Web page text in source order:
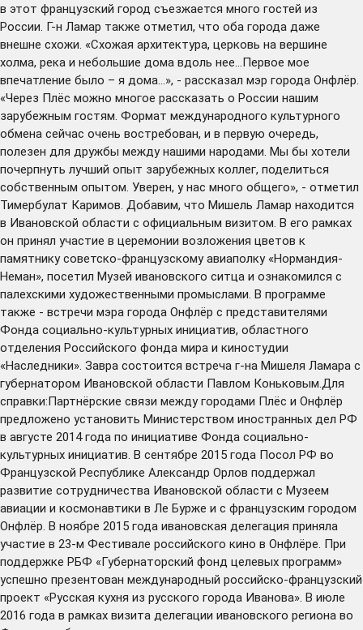
в этот французский город съезжается много гостей из
России. Г-н Ламар также отметил, что оба города даже
внешне схожи. «Схожая архитектура, церковь на вершине
холма, река и небольшие дома вдоль нее…Первое мое
впечатление было – я дома…», - рассказал мэр города Онфлёр.
«Через Плёс можно многое рассказать о России нашим
зарубежным гостям. Формат международного культурного
обмена сейчас очень востребован, и в первую очередь,
полезен для дружбы между нашими народами. Мы бы хотели
почерпнуть лучший опыт зарубежных коллег, поделиться
собственным опытом. Уверен, у нас много общего», - отметил
Тимербулат Каримов. Добавим, что Мишель Ламар находится
в Ивановской области с официальным визитом. В его рамках
он принял участие в церемонии возложения цветов к
памятнику советско-французскому авиаполку «Нормандия-
Неман», посетил Музей ивановского ситца и ознакомился с
палехскими художественными промыслами. В программе
также - встречи мэра города Онфлёр с представителями
Фонда социально-культурных инициатив, областного
отделения Российского фонда мира и киностудии
«Наследники». Завра состоится встреча г-на Мишеля Ламара с
губернатором Ивановской области Павлом Коньковым.Для
справки:Партнёрские связи между городами Плёс и Онфлёр
предложено установить Министерством иностранных дел РФ
в августе 2014 года по инициативе Фонда социально-
культурных инициатив. В сентябре 2015 года Посол РФ во
Французской Республике Александр Орлов поддержал
развитие сотрудничества Ивановской области с Музеем
авиации и космонавтики в Ле Бурже и с французским городом
Онфлёр. В ноябре 2015 года ивановская делегация приняла
участие в 23-м Фестивале российского кино в Онфлёре. При
поддержке РБФ «Губернаторский фонд целевых программ»
успешно презентован международный российско-французский
проект «Русская кухня из русского города Иванова». В июле
2016 года в рамках визита делегации ивановского региона во